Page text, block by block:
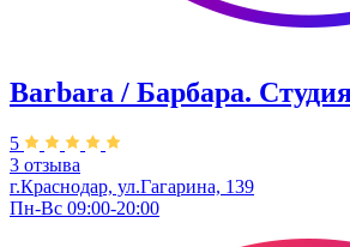
Barbara / Барбара.
5
3 отзыва
г.Краснодар, ул.Гагарина, 139
Пн-Вс 09:00-20:00